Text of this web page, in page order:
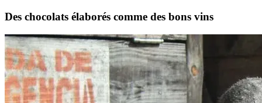
Des chocolats élaborés comme des bons vins